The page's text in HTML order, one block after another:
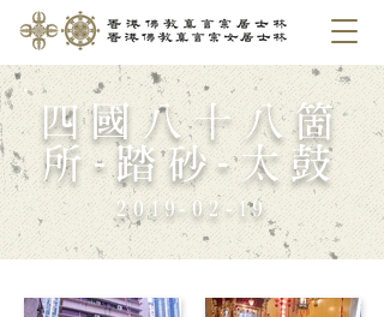
四國八十八箇
所-踏砂-太鼓
2019-02-19